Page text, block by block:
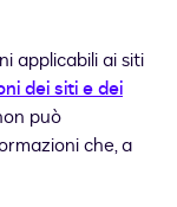
applicabili ai siti
dei siti e dei
può
che, a